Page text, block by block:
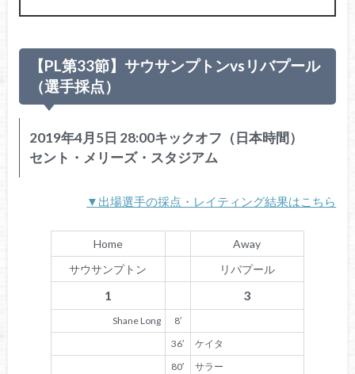
【PL第33節】サウサンプトンvsリバプール
（選手採点）
2019年4月5日 28:00キックオフ（日本時間）
セント・メリーズ・スタジアム
▼出場選手の採点・レイティング結果はこちら
Home
Away
サウサンプトン
リバプール
1 3
Shane Long
8′
36′
ケイタ
80′
サラー